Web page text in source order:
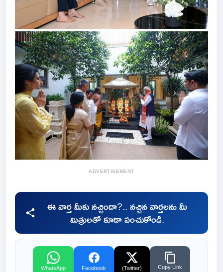
ADVERTISEMENT
ఈ వార్త మీకు నచ్చిందా?.. నచ్చిన వార్తలను మీ
మిత్రులతో కూడా పంచుకోండి.
WhatsApp Facebook (Twitter) Copy Link